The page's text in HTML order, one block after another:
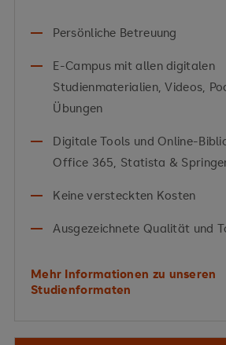
Persönliche Betreuung
E-Campus mit allen digitalen
Studienmaterialien, Videos,
Übungen
Digitale Tools und Online-
Office 365, Statista &
Keine versteckten Kosten
Ausgezeichnete Qualität und
Mehr Informationen zu unseren
Studienformaten